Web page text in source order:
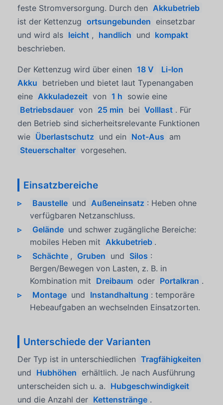
feste Stromversorgung. Durch den Akkubetrieb
ist der Kettenzug ortsungebunden einsetzbar
und wird als leicht , handlich und kompakt
beschrieben.
Der Kettenzug wird über einen 18 V
Li-Ion
Akku betrieben und bietet laut Typenangaben
eine Akkuladezeit von 1 h sowie eine
Betriebsdauer von 25 min bei Volllast . Für
den Betrieb sind sicherheitsrelevante Funktionen
wie Überlastschutz und ein Not-Aus am
Steuerschalter vorgesehen.
Einsatzbereiche
Baustelle und Außeneinsatz : Heben ohne
verfügbaren Netzanschluss.
Gelände und schwer zugängliche Bereiche:
mobiles Heben mit Akkubetrieb .
Schächte , Gruben und Silos :
Bergen/Bewegen von Lasten, z. B. in
Kombination mit Dreibaum oder Portalkran .
Montage und Instandhaltung : temporäre
Hebeaufgaben an wechselnden Einsatzorten.
Unterschiede der Varianten
Der Typ ist in unterschiedlichen Tragfähigkeiten
und Hubhöhen erhältlich. Je nach Ausführung
unterscheiden sich u. a. Hubgeschwindigkeit
und die Anzahl der Kettenstränge .